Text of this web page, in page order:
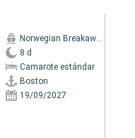
Norwegian Breakaway
8 d
Camarote estándar
Boston
19/09/2027